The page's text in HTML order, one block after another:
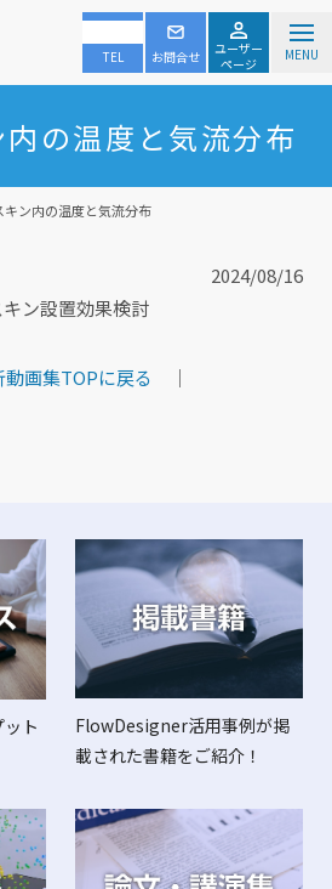
TEL お問合せ
ユーザー
ページ
MENU
の温度と気流分布
ン内の温度と気流分布
2024/08/16
ン設置効果検討
動画集TOPに戻る ｜
ト
FlowDesigner活用事例が掲
載された書籍をご紹介！